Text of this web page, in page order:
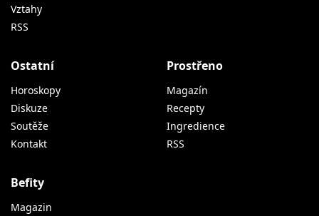
Vztahy
RSS
Ostatní
Horoskopy
Diskuze
Soutěže
Kontakt
Prostřeno
Magazín
Recepty
Ingredience
RSS
Befity
Magazin